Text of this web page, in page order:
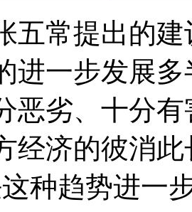
五常提出的
进一步发展
恶劣、十分
经济的彼消
种趋势进一